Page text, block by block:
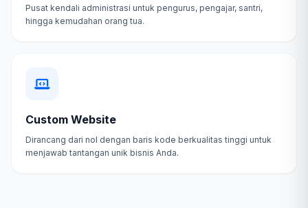
Pusat kendali administrasi untuk pengurus, pengajar, santri,
hingga kemudahan orang tua.
Custom Website
Dirancang dari nol dengan baris kode berkualitas tinggi untuk
menjawab tantangan unik bisnis Anda.